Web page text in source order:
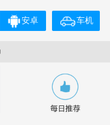
车机
安卓